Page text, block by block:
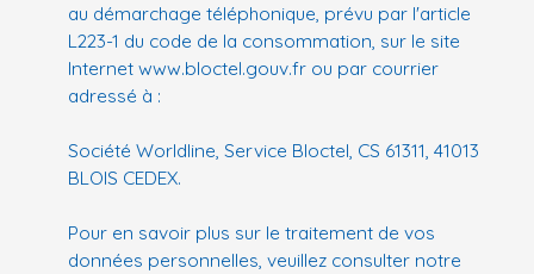
au démarchage téléphonique, prévu par l'article
L223-1 du code de la consommation, sur le site
Internet www.bloctel.gouv.fr ou par courrier
adressé à :
Société Worldline, Service Bloctel, CS 61311, 41013
BLOIS CEDEX.
Pour en savoir plus sur le traitement de vos
données personnelles, veuillez consulter notre